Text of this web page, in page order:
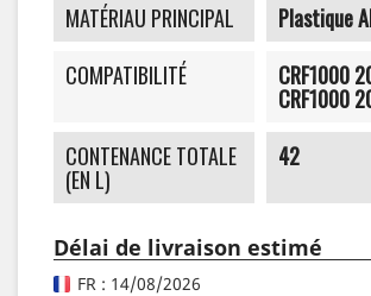
MATÉRIAU PRINCIPAL
Plastique
COMPATIBILITÉ
CRF1000
CRF1000
CONTENANCE TOTALE
(EN L)
42
Délai de livraison estimé
FR : 14/08/2026